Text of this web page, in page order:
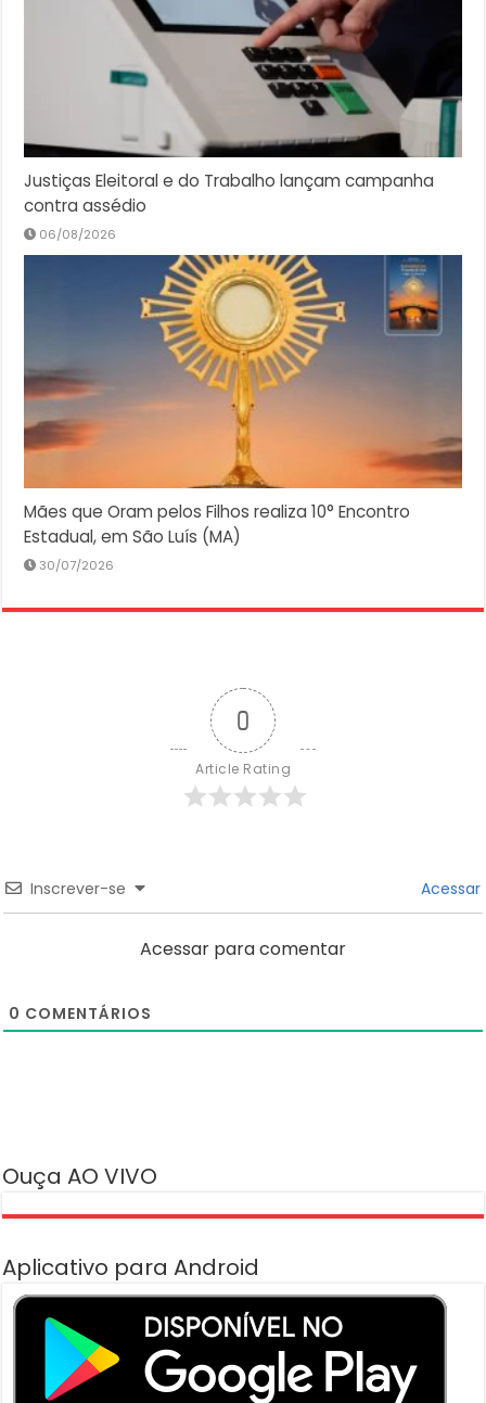
Justiças Eleitoral e do Trabalho lançam campanha
contra assédio
06/08/2026
Mães que Oram pelos Filhos realiza 10° Encontro
Estadual, em São Luís (MA)
30/07/2026
0
Article Rating
Inscrever-se Acessar
Acessar para comentar
0 COMENTÁRIOS
Ouça AO VIVO
Aplicativo para Android